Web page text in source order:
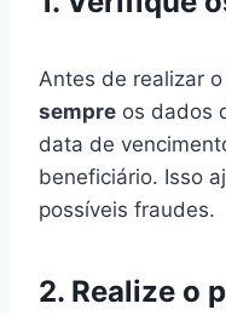
Antes de realizar
sempre os dados
data de
beneficiário. Isso
possíveis fraudes.
2. Realize o